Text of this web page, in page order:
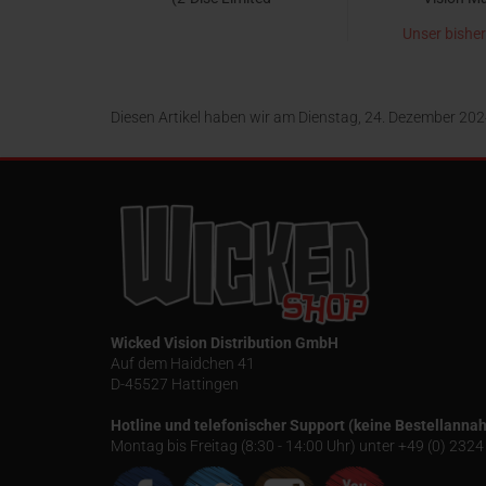
Caltiki [84
Unser
Diesen Artikel haben wir am Dienstag, 24. Dezember
Wicked Vision Distribution GmbH
Auf dem Haidchen 41
D-45527 Hattingen
Hotline und telefonischer Support (keine
Montag bis Freitag (8:30 - 14:00 Uhr) unter +49 (0)